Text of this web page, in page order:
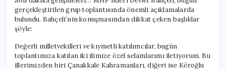
için
gerçekleştirilen grup toplantısında önemli açıklamalarda
bulundu. Bahçeli’nin konuşmasından dikkat çeken başlıklar
şöyle:
Değerli milletvekilleri ve kıymetli katılımcılar, bugün
toplantımıza katılan iki ilimize özel selamlarımı iletiyorum. Bu
illerimizden biri Çanakkale Kahramanları, diğeri ise Köroğlu